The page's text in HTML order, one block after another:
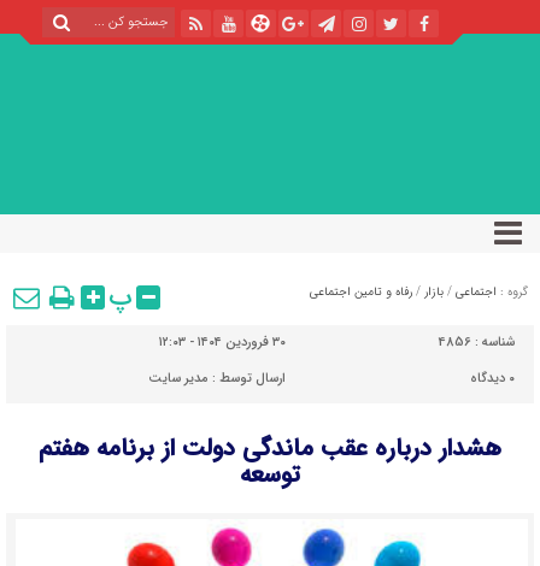
گروه : اجتماعی / بازار / رفاه و تامین اجتماعی پ
شناسه : 4856
۳۰ فروردین ۱۴۰۴ - ۱۲:۰۳
۰ دیدگاه ارسال توسط : مدیر سایت
هشدار درباره عقب ماندگی دولت از برنامه هفتم
توسعه